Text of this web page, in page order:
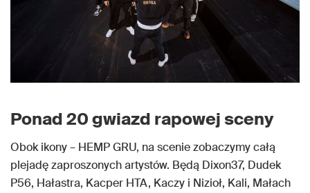
Ponad 20 gwiazd rapowej sceny
Obok ikony – HEMP GRU, na scenie zobaczymy całą
plejadę zaproszonych artystów. Będą Dixon37, Dudek
P56, Hałastra, Kacper HTA, Kaczy i Nizioł, Kali, Małach